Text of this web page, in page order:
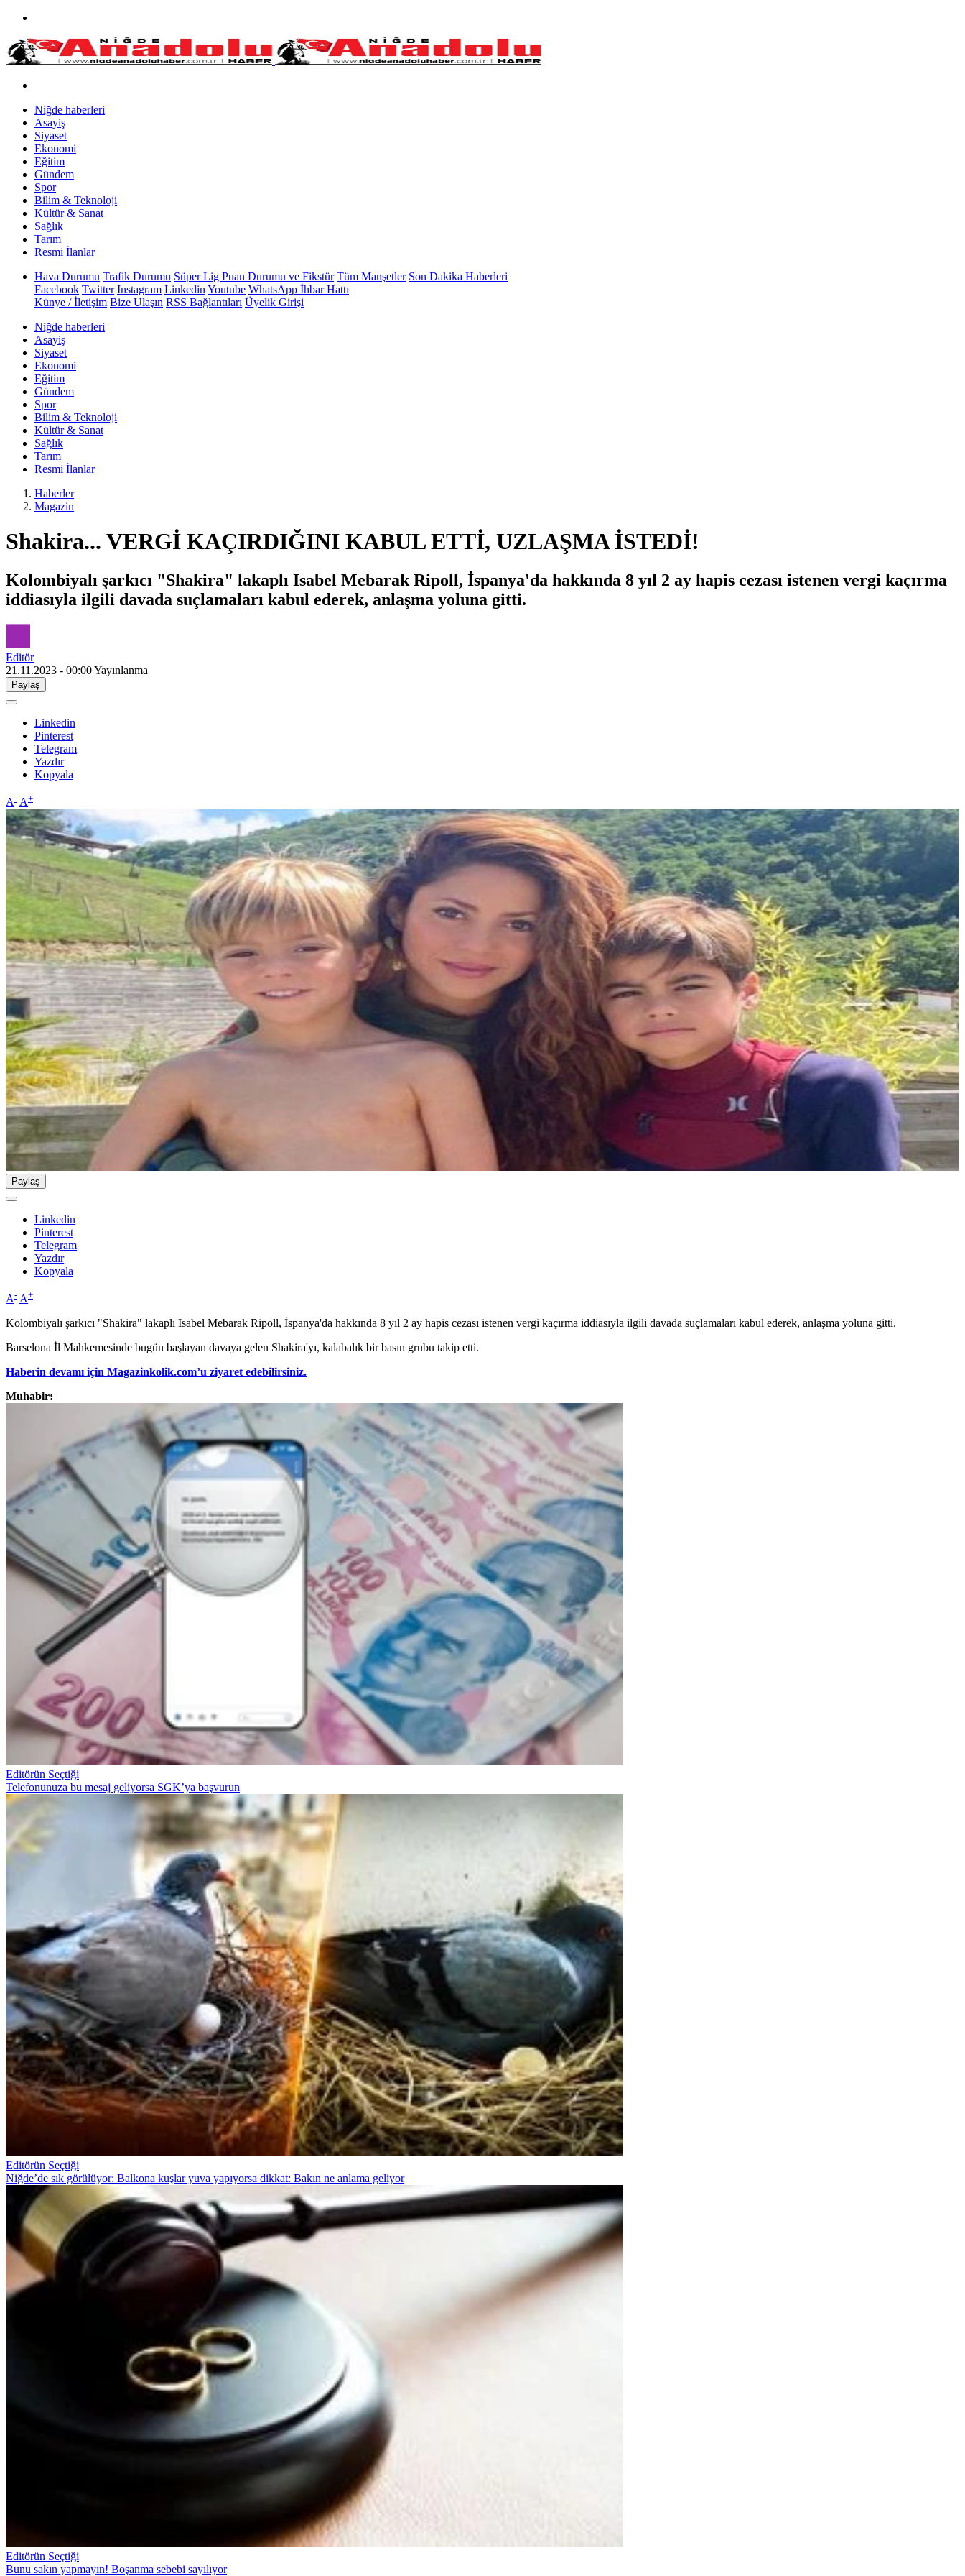
Niğde haberleri
Asayiş
Siyaset
Ekonomi
Eğitim
Gündem
Spor
Bilim & Teknoloji
Kültür & Sanat
Sağlık
Tarım
Resmi İlanlar
Hava Durumu Trafik Durumu Süper Lig Puan Durumu ve Fikstür Tüm Manşetler Son Dakika Haberleri
Facebook Twitter Instagram Linkedin Youtube WhatsApp İhbar Hattı
Künye / İletişim Bize Ulaşın RSS Bağlantıları Üyelik Girişi
Niğde haberleri
Asayiş
Siyaset
Ekonomi
Eğitim
Gündem
Spor
Bilim & Teknoloji
Kültür & Sanat
Sağlık
Tarım
Resmi İlanlar
Haberler
Magazin
Shakira... VERGİ KAÇIRDIĞINI KABUL ETTİ, UZLAŞMA İSTEDİ!
Kolombiyalı şarkıcı "Shakira" lakaplı Isabel Mebarak Ripoll, İspanya'da hakkında 8 yıl 2 ay hapis cezası istenen vergi kaçırma
iddiasıyla ilgili davada suçlamaları kabul ederek, anlaşma yoluna gitti.
Editör
21.11.2023 - 00:00Yayınlanma
Paylaş
Linkedin
Pinterest
Telegram
Yazdır
Kopyala
A- A+
Paylaş
Linkedin
Pinterest
Telegram
Yazdır
Kopyala
A- A+
Kolombiyalı şarkıcı "Shakira" lakaplı Isabel Mebarak Ripoll, İspanya'da hakkında 8 yıl 2 ay hapis cezası istenen vergi kaçırma iddiasıyla ilgili davada suçlamaları kabul ederek, anlaşma yoluna gitti.
Barselona İl Mahkemesinde bugün başlayan davaya gelen Shakira'yı, kalabalık bir basın grubu takip etti.
Haberin devamı için Magazinkolik.com’u ziyaret edebilirsiniz.
Muhabir:
Editörün Seçtiği
Telefonunuza bu mesaj geliyorsa SGK’ya başvurun
Editörün Seçtiği
Niğde’de sık görülüyor: Balkona kuşlar yuva yapıyorsa dikkat: Bakın ne anlama geliyor
Editörün Seçtiği
Bunu sakın yapmayın! Boşanma sebebi sayılıyor